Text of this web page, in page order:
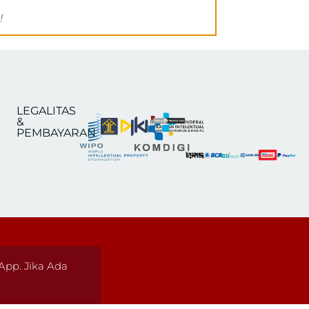
LEGALITAS
&
PEMBAYARAN
Jika Ada